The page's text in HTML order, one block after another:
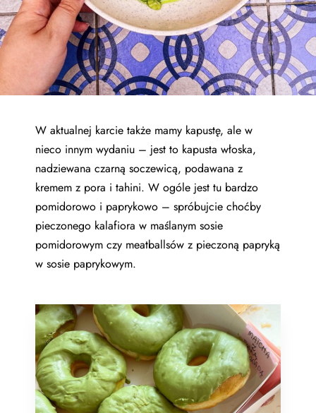
W aktualnej karcie także mamy kapustę, ale w
nieco innym wydaniu – jest to kapusta włoska,
nadziewana czarną soczewicą, podawana z
kremem z pora i tahini. W ogóle jest tu bardzo
pomidorowo i paprykowo – spróbujcie choćby
pieczonego kalafiora w maślanym sosie
pomidorowym czy meatballsów z pieczoną papryką
w sosie paprykowym.